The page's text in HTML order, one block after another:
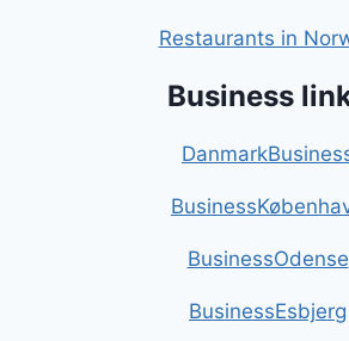
Restaurants in
Business
BusinessOdense
BusinessEsbjerg